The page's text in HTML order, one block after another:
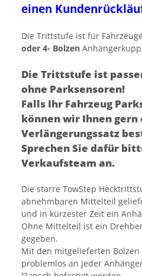
einen
Die Trittstufe ist für
oder 4- Bolzen
Die Trittstufe ist
ohne Parksensoren!
Falls Ihr Fahrzeug
können wir Ihnen gern
Verlängerungssatz
Sprechen Sie dafür
Verkaufsteam an.
Die starre TowStep
abnehmbaren Mittelteil
und in kürzester Zeit ein
Ohne Mittelteil ist ein
gegeben.
Mit den mitgelieferten
problemlos an jeder